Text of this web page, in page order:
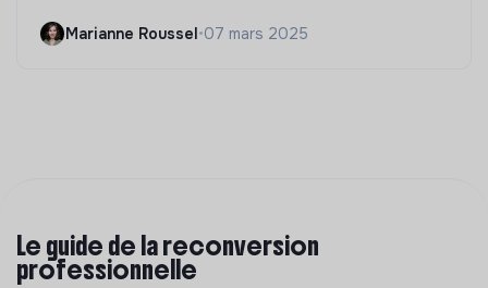
Marianne Roussel•07 mars 2025
Le guide de la reconversion
professionnelle